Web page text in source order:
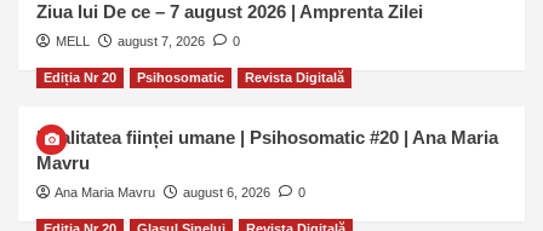
Ziua lui De ce – 7 august 2026 | Amprenta Zilei
MELL august 7, 2026 0
Ediția Nr 20 Psihosomatic Revista Digitală
Dualitatea ființei umane | Psihosomatic #20 | Ana Maria
Mavru
Ana Maria Mavru august 6, 2026 0